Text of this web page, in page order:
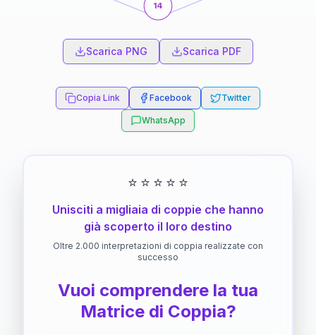
14
Scarica PNG Scarica PDF
Copia Link Facebook Twitter
WhatsApp
⭐ ⭐ ⭐ ⭐ ⭐
Unisciti a migliaia di coppie che hanno
già scoperto il loro destino
Oltre 2.000 interpretazioni di coppia realizzate con
successo
Vuoi comprendere la tua
Matrice di Coppia?